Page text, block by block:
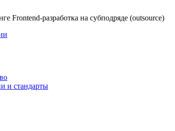
Frontend-разработка на субподряде (outsource)
и стандарты